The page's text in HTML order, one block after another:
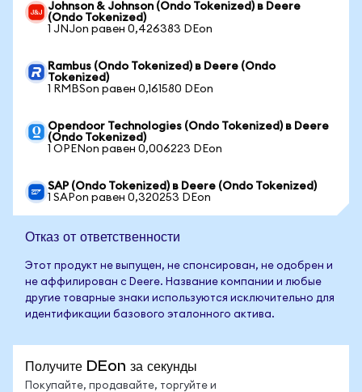
Johnson & Johnson (Ondo Tokenized) в Deere
(Ondo Tokenized)
1 JNJon равен 0,426383 DEon
Rambus (Ondo Tokenized) в Deere (Ondo
Tokenized)
1 RMBSon равен 0,161580 DEon
Opendoor Technologies (Ondo Tokenized) в Deere
(Ondo Tokenized)
1 OPENon равен 0,006223 DEon
SAP (Ondo Tokenized) в Deere (Ondo Tokenized)
1 SAPon равен 0,320253 DEon
Отказ от ответственности
Этот продукт не выпущен, не спонсирован, не одобрен и
не аффилирован с Deere. Название компании и любые
другие товарные знаки используются исключительно для
идентификации базового эталонного актива.
Получите DEon за секунды
Покупайте, продавайте, торгуйте и